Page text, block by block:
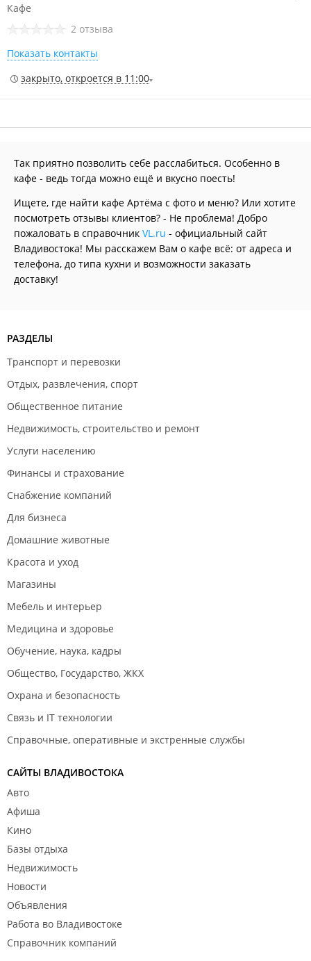
Кафе
2 отзыва
Показать контакты
закрыто, откроется в 11:00
Так приятно позволить себе расслабиться. Особенно в
кафе - ведь тогда можно ещё и вкусно поесть!
Ищете, где найти кафе Артёма с фото и меню? Или хотите
посмотреть отзывы клиентов? - Не проблема! Добро
пожаловать в справочник VL.ru - официальный сайт
Владивостока! Мы расскажем Вам о кафе всё: от адреса и
телефона, до типа кухни и возможности заказать
доставку!
РАЗДЕЛЫ
Транспорт и перевозки
Отдых, развлечения, спорт
Общественное питание
Недвижимость, строительство и ремонт
Услуги населению
Финансы и страхование
Снабжение компаний
Для бизнеса
Домашние животные
Красота и уход
Магазины
Мебель и интерьер
Медицина и здоровье
Обучение, наука, кадры
Общество, Государство, ЖКХ
Охрана и безопасность
Связь и IT технологии
Справочные, оперативные и экстренные службы
САЙТЫ ВЛАДИВОСТОКА
Авто
Афиша
Кино
Базы отдыха
Недвижимость
Новости
Объявления
Работа во Владивостоке
Справочник компаний